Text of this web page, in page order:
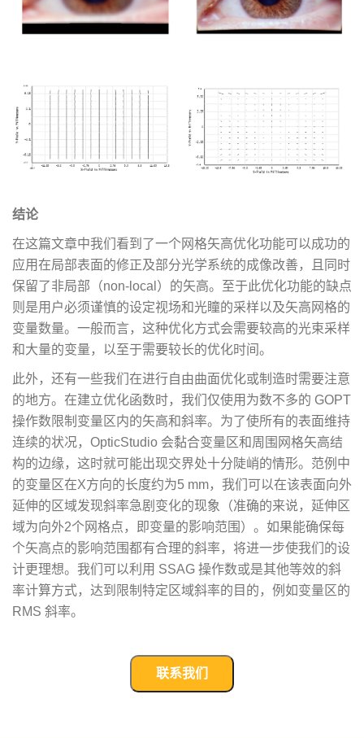
结论
在这篇文章中我们看到了一个网格矢高优化功能可以成功的
应用在局部表面的修正及部分光学系统的成像改善，且同时
保留了非局部（non-local）的矢高。至于此优化功能的缺点
则是用户必须谨慎的设定视场和光瞳的采样以及矢高网格的
变量数量。一般而言，这种优化方式会需要较高的光束采样
和大量的变量，以至于需要较长的优化时间。
此外，还有一些我们在进行自由曲面优化或制造时需要注意
的地方。在建立优化函数时，我们仅使用为数不多的 GOPT
操作数限制变量区内的矢高和斜率。为了使所有的表面维持
连续的状况，OpticStudio 会黏合变量区和周围网格矢高结
构的边缘，这时就可能出现交界处十分陡峭的情形。范例中
的变量区在X方向的长度约为5 mm，我们可以在该表面向外
延伸的区域发现斜率急剧变化的现象（准确的来说，延伸区
域为向外2个网格点，即变量的影响范围）。如果能确保每
个矢高点的影响范围都有合理的斜率，将进一步使我们的设
计更理想。我们可以利用 SSAG 操作数或是其他等效的斜
率计算方式，达到限制特定区域斜率的目的，例如变量区的
RMS 斜率。
联系我们